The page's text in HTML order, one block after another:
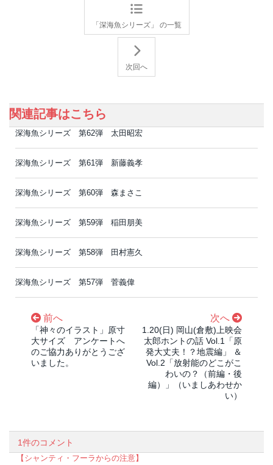
「深海魚シリーズ」 の一覧
次回へ
関連記事はこちら
深海魚シリーズ 第62弾 太田昭宏
深海魚シリーズ 第61弾 新藤義孝
深海魚シリーズ 第60弾 森まさこ
深海魚シリーズ 第59弾 稲田朋美
深海魚シリーズ 第58弾 田村憲久
深海魚シリーズ 第57弾 菅義偉
前へ
「神々のイラスト」原寸
大サイズ アンケートへ
のご協力ありがとうござ
いました。
次へ
1.20(日) 岡山(倉敷)上映会
太郎ホントの話 Vol.1「原
発大丈夫！？地震編」 ＆
Vol.2「放射能のどこがこ
わいの？（前編・後
編）」（いましあわせか
い）
1件のコメント
【シャンティ・フーラからの注意】